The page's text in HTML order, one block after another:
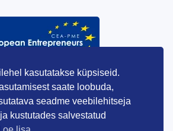
kasutatakse küpsiseid.
saate loobuda,
seadme veebilehitseja
kustutades salvestatud